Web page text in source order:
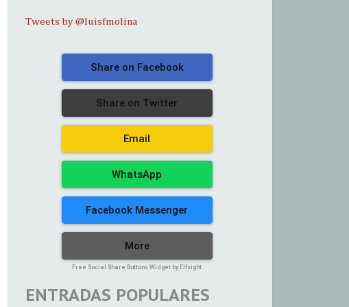
Tweets by @luisfmolina
Share on Facebook
Share on Twitter
Email
WhatsApp
Facebook Messenger
More
Free Social Share Buttons Widget by Elfsight
ENTRADAS POPULARES